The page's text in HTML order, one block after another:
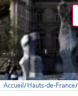
Accueil/Hauts-de-France/